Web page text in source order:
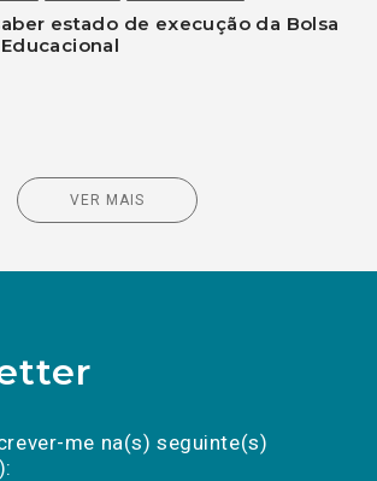
estado de execução da Bolsa
VER MAIS
me na(s) seguinte(s)